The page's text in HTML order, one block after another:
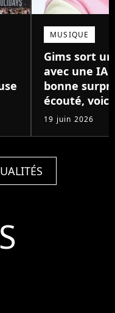
MUSIQUE
Gims sort
avec une IA
bonne
écouté,
19 juin 2026